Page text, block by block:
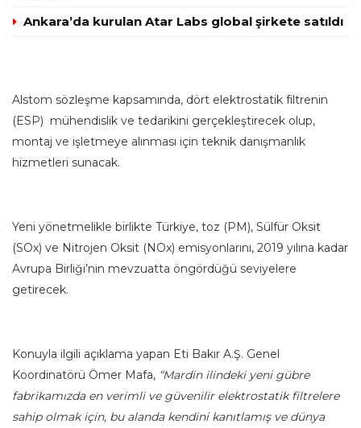
Ankara’da kurulan Atar Labs global şirkete satıldı
Alstom sözleşme kapsamında, dört elektrostatik filtrenin
(ESP) mühendislik ve tedarikini gerçekleştirecek olup,
montaj ve işletmeye alınması için teknik danışmanlık
hizmetleri sunacak.
Yeni yönetmelikle birlikte Türkiye, toz (PM), Sülfür Oksit
(SOx) ve Nitrojen Oksit (NOx) emisyonlarını, 2019 yılına kadar
Avrupa Birliği’nin mevzuatta öngördüğü seviyelere
getirecek.
Konuyla ilgili açıklama yapan Eti Bakır A.Ş. Genel
Koordinatörü Ömer Mafa, “Mardin ilindeki yeni gübre
fabrikamızda en verimli ve güvenilir elektrostatik filtrelere
sahip olmak için, bu alanda kendini kanıtlamış ve dünya